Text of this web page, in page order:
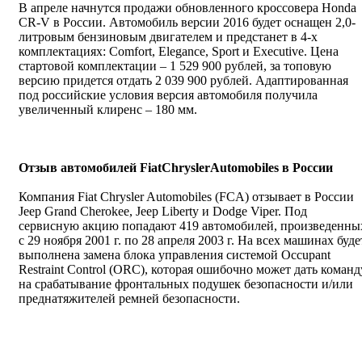
В апреле начнутся продажи обновленного кроссовера Honda
CR-V в России. Автомобиль версии 2016 будет оснащен 2,0-
литровым бензиновым двигателем и предстанет в 4-х
комплектациях: Comfort, Elegance, Sport и Executive. Цена
стартовой комплектации – 1 529 900 рублей, за топовую
версию придется отдать 2 039 900 рублей. Адаптированная
под российские условия версия автомобиля получила
увеличенный клиренс – 180 мм.
Отзыв автомобилей FiatChryslerAutomobiles в России
Компания Fiat Chrysler Automobiles (FCA) отзывает в России
Jeep Grand Cherokee, Jeep Liberty и Dodge Viper. Под
сервисную акцию попадают 419 автомобилей,
с 29 ноября 2001 г. по 28 апреля 2003 г. На всех машинах
выполнена замена блока управления системой Occupant
Restraint Control (ORC), которая ошибочно может дать
на срабатывание фронтальных подушек безопасности и/или
преднатяжителей ремней безопасности.